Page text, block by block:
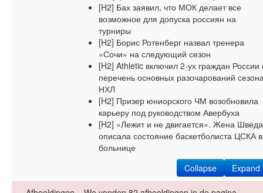
[H2] Бах заявил, что МОК делает все
возможное для допуска россиян на
турниры
[H2] Борис Ротенберг назвал тренера
«Сочи» на следующий сезон
[H2] Athletic включил 2-ух граждан России
перечень основных разочарований
НХЛ
[H2] Призер юниорского ЧМ возобновила
карьеру под руководством Авербуха
[H2] «Лежит и не двигается». Жена Шведа
описала состояние баскетболиста ЦСКА в
больнице
Expand
Collapse